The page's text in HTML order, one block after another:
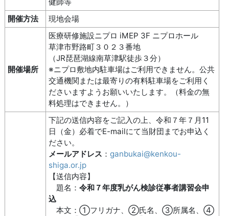
開催方法
現地会場
開催場所
医療研修施設ニプロ iMEP 3F ニプロホール
草津市野路町３０２３番地
（JR琵琶湖線南草津駅徒歩３分）
※ニプロ敷地内駐車場はご利用できません。公共
交通機関または最寄りの有料駐車場をご利用く
ださいますようお願いいたします。（料金の無
料処理はできません。）
下記の送信内容をご記入の上、令和７年７月11
日（金）必着でE-mailにて当財団までお申込く
ださい。
メールアドレス ：ganbukai@kenkou-
shiga.or.jp
【送信内容】
題名：令和７年度乳がん検診従事者講習会申
込
本文：①フリガナ、②氏名、③所属名、④